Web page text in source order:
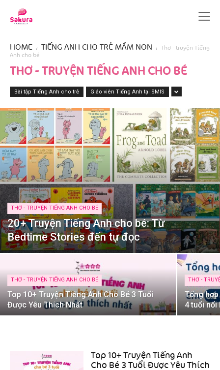
HOME TIẾNG ANH CHO TRẺ MẦM NON
Thơ - truyện Tiếng
Anh cho bé
THƠ - TRUYỆN TIẾNG ANH CHO BÉ
Bài tập Tiếng Anh cho trẻ Giáo viên Tiếng Anh tại SMIS
THƠ - TRUYỆN TIẾNG ANH CHO BÉ
20+ Truyện Tiếng Anh cho bé: Từ
Bedtime Stories đến tự đọc
THƠ - TRUYỆN TIẾNG ANH CHO BÉ
Top 10+ Truyện Tiếng Anh Cho Bé 3 Tuổi
Được Yêu Thích Nhất
THƠ -
Tổng
4 tuổi nổi
Top 10+ Truyện Tiếng Anh
Cho Bé 3 Tuổi Được Yêu Thích